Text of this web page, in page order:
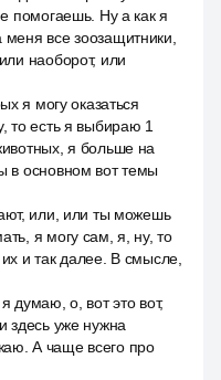
помогаешь. Ну а как я
все зоозащитники,
наоборот, или
я могу оказаться
то есть я выбираю 1
я больше на
в основном вот темы
или, или ты можешь
я могу сам, я, ну, то
и так далее. В смысле,
думаю, о, вот это вот,
здесь уже нужна
А чаще всего про